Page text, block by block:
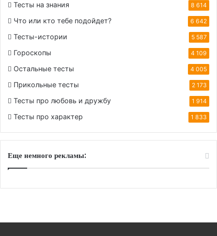
Тесты на знания 8 614
Что или кто тебе подойдет? 6 642
Тесты-истории 5 587
Гороскопы 4 109
Остальные тесты 4 005
Прикольные тесты 2 173
Тесты про любовь и дружбу 1 914
Тесты про характер 1 833
Еще немного рекламы: